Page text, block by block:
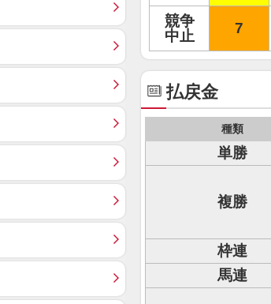
競争
中止
7
払戻金
種類
単勝
複勝
枠連
馬連